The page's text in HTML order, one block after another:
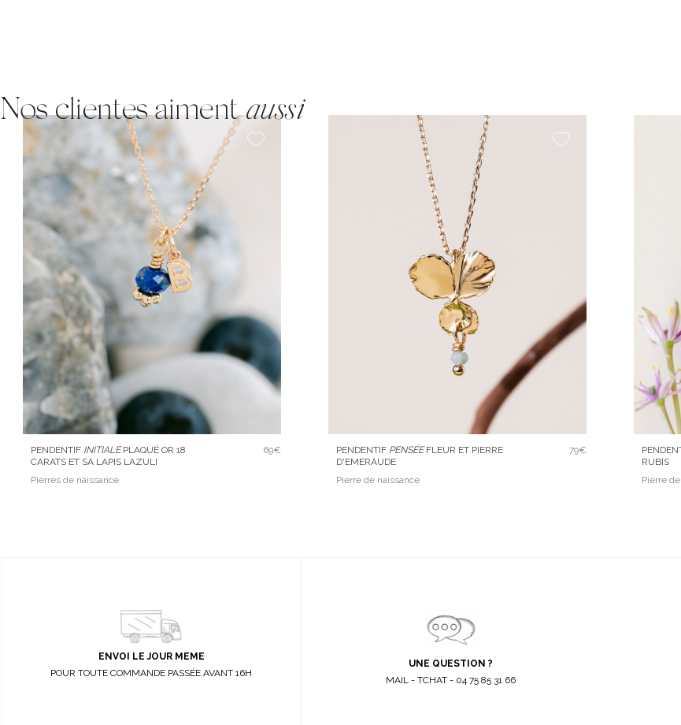
Nos clientes aimentaussi
PENDENTIF INITIALEPLAQUÉ OR 18
CARATS ET SA LAPIS LAZULI
Pierres de naissance
69€ PENDENTIF PENSÉEFLEUR ET PIERRE
D'EMERAUDE
Pierre de naissance
79€
RUBIS
Pierre
ENVOI LE JOUR MEME
POUR TOUTE COMMANDE PASSÉE AVANT 16H
UNE QUESTION ?
MAIL - TCHAT - 04 75 85 31 66